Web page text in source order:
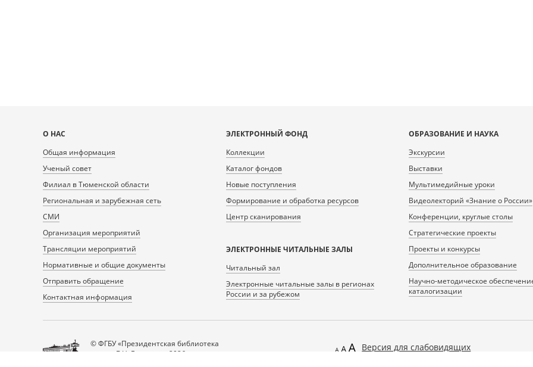
Карта
сайта
О НАС
Общая информация
Ученый совет
Филиал в Тюменской области
Региональная и зарубежная сеть
СМИ
Организация мероприятий
Трансляции мероприятий
Нормативные и общие документы
Отправить обращение
Контактная информация
ЭЛЕКТРОННЫЙ ФОНД
Коллекции
Каталог фондов
Новые поступления
Формирование и обработка ресурсов
Центр сканирования
ЭЛЕКТРОННЫЕ ЧИТАЛЬНЫЕ ЗАЛЫ
Читальный зал
Электронные читальные залы в регионах
России и за рубежом
ОБРАЗОВАНИЕ И НАУКА
Экскурсии
Выставки
Мультимедийные уроки
Видеолекторий «Знание о России»
Конференции, круглые столы
Стратегические проекты
Проекты и конкурсы
Дополнительное образование
Научно-методическое
каталогизации
© ФГБУ «Президентская библиотека
имени Б.Н. Ельцина», 2026
Версия для слабовидящих